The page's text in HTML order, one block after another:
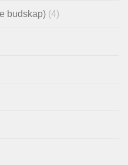
budskap) (4)